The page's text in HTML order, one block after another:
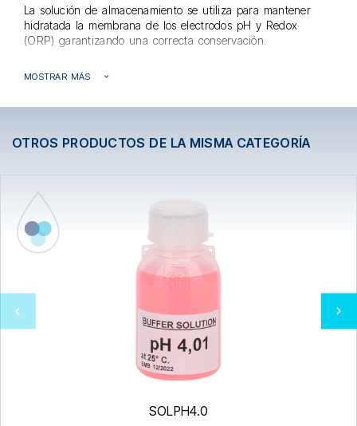
La solución de almacenamiento se utiliza para mantener
hidratada la membrana de los electrodos pH y Redox
(ORP) garantizando una correcta conservación.
MOSTRAR MÁS
OTROS PRODUCTOS DE LA MISMA CATEGORÍA
SOLPH4.0